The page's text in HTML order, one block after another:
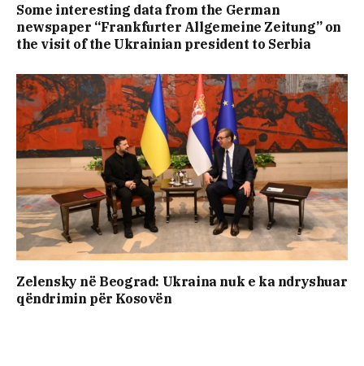
Some interesting data from the German
newspaper “Frankfurter Allgemeine Zeitung” on
the visit of the Ukrainian president to Serbia
Zelensky në Beograd: Ukraina nuk e ka ndryshuar
qëndrimin për Kosovën